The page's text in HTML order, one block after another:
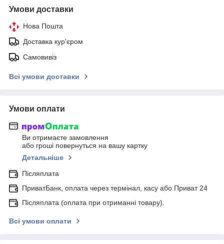
Умови доставки
Нова Пошта
Доставка кур'єром
Самовивіз
Всі умови доставки
Умови оплати
Ви отримаєте замовлення
або гроші повернуться на вашу картку
Детальніше
Післяплата
ПриватБанк, оплата через термінал, касу або Приват 24
Післяплата (оплата при отриманні товару).
Всі умови оплати